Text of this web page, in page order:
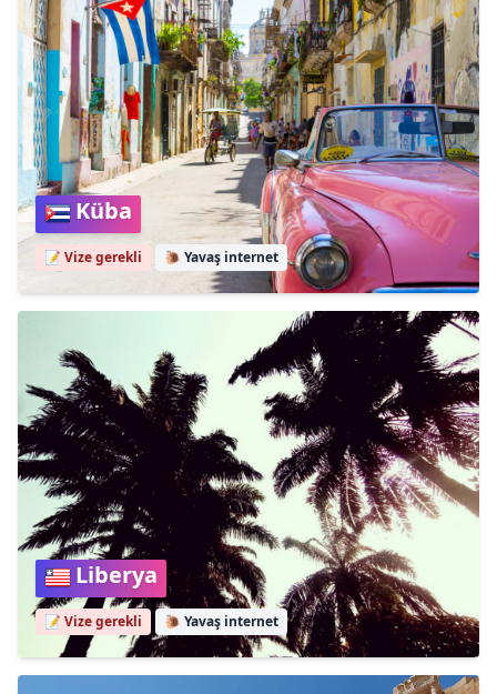
Küba
📝 Vize gerekli 🐌 Yavaş internet
Liberya
📝 Vize gerekli 🐌 Yavaş internet